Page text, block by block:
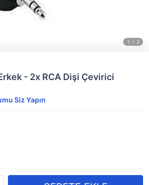
- 2x RCA Dişi Çevirici
Siz Yapın